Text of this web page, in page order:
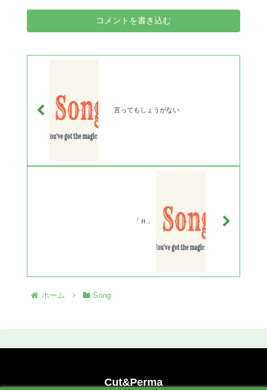
コメントを書き込む
言ってもしょうがない
「Ｈ」
ホーム Song
Cut&Perma